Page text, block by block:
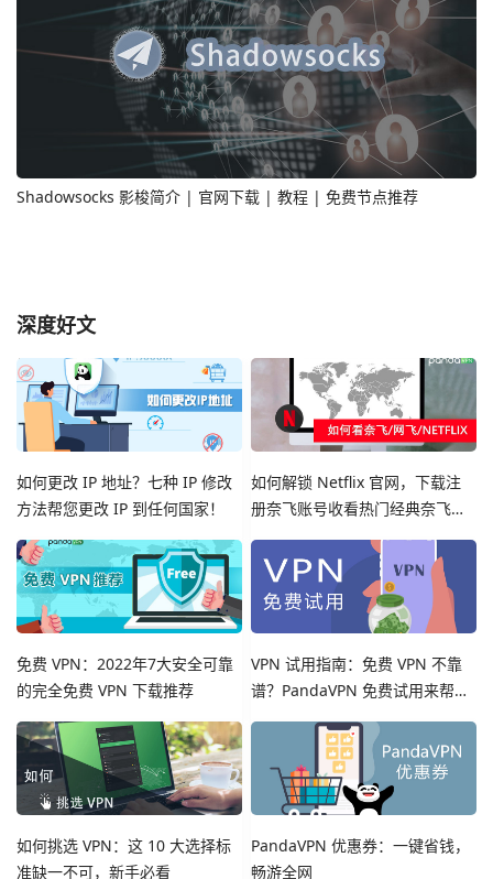
Shadowsocks 影梭简介 | 官网下载 | 教程 | 免费节点推荐
深度好文
如何更改 IP 地址？七种 IP 修改
方法帮您更改 IP 到任何国家！
如何解锁 Netflix 官网，下载注
册奈飞账号收看热门经典奈飞影
视剧集
免费 VPN：2022年7大安全可靠
的完全免费 VPN 下载推荐
VPN 试用指南：免费 VPN 不靠
谱？PandaVPN 免费试用来帮
您！
如何挑选 VPN：这 10 大选择标
准缺一不可，新手必看
PandaVPN 优惠券：一键省钱，
畅游全网